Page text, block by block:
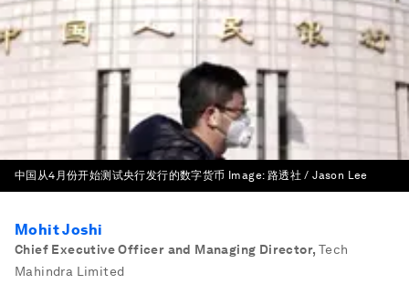
中国从4月份开始测试央行发行的数字货币 Image: 路透社 / Jason Lee
Mohit Joshi
Chief Executive Officer and Managing Director, Tech
Mahindra Limited